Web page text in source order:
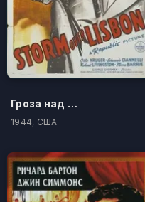
Гроза над Лиссабоном
1944, США